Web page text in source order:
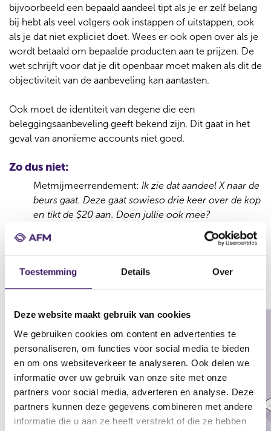
Toestemming Details Over
Deze website maakt gebruik van cookies
We gebruiken cookies om content en advertenties te
personaliseren, om functies voor social media te bieden
en om ons websiteverkeer te analyseren. Ook delen we
informatie over uw gebruik van onze site met onze
partners voor social media, adverteren en analyse. Deze
partners kunnen deze gegevens combineren met andere
informatie die u aan ze heeft verstrekt of die ze hebben
bijvoorbeeld een bepaald aandeel tipt als je er zelf belang
bij hebt als veel volgers ook instappen of uitstappen, ook
als je dat niet expliciet doet. Wees er ook open over als je
wordt betaald om bepaalde producten aan te prijzen. De
wet schrijft voor dat je dit openbaar moet maken als dit de
objectiviteit van de aanbeveling kan aantasten.
Ook moet de identiteit van degene die een
beleggingsaanbeveling geeft bekend zijn. Dit gaat in het
geval van anonieme accounts niet goed.
Zo dus niet:
Metmijmeerrendement: Ik zie dat aandeel X naar de
beurs gaat. Deze gaat sowieso drie keer over de kop
en tikt de $20 aan. Doen jullie ook mee?
3. Pas op met het aanprijzen van
financiële producten die extra
risicovol zijn